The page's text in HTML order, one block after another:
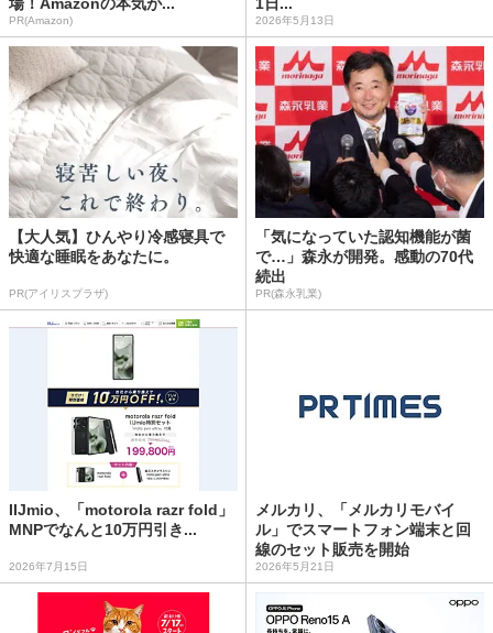
PR(Amazon) 2026年5月13日
【大人気】ひんやり冷感寝具で
快適な睡眠をあなたに。
PR(アイリスプラザ)
「気になっていた認知機能が菌
で…」森永が開発。感動の70代
続出
PR(森永乳業)
IIJmio、「motorola razr fold」
MNPでなんと10万円引き...
2026年7月15日
メルカリ、「メルカリモバイ
ル」でスマートフォン端末と回
線のセット販売を開始
2026年5月21日